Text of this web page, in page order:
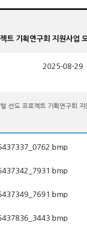
기획연구회 지원사업
2025-08-29
선도 프로젝트 기획연구회